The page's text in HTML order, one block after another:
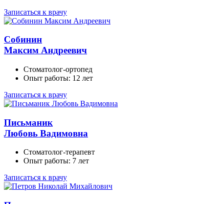
Записаться к врачу
Собинин
Максим Андреевич
Стоматолог-ортопед
Опыт работы: 12 лет
Записаться к врачу
Письманик
Любовь Вадимовна
Стоматолог-терапевт
Опыт работы: 7 лет
Записаться к врачу